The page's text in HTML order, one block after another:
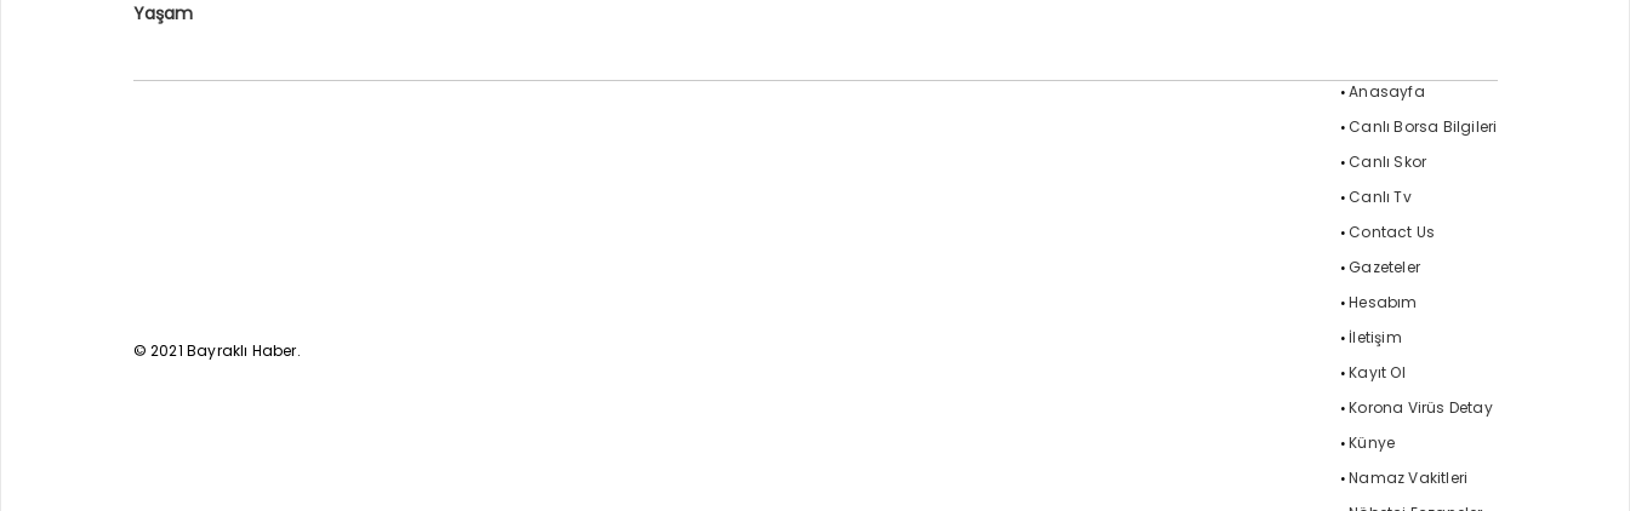
Yaşam
© 2021 Bayraklı Haber.
Anasayfa
Canlı Borsa Bilgileri
Canlı Skor
Canlı Tv
Contact Us
Gazeteler
Hesabım
İletişim
Kayıt Ol
Korona Virüs Detay
Künye
Namaz Vakitleri